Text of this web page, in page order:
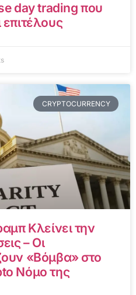
day trading που
CRYPTOCURRENCY
Κλείνει την
– Οι
«Βόμβα» στο
Νόμο της